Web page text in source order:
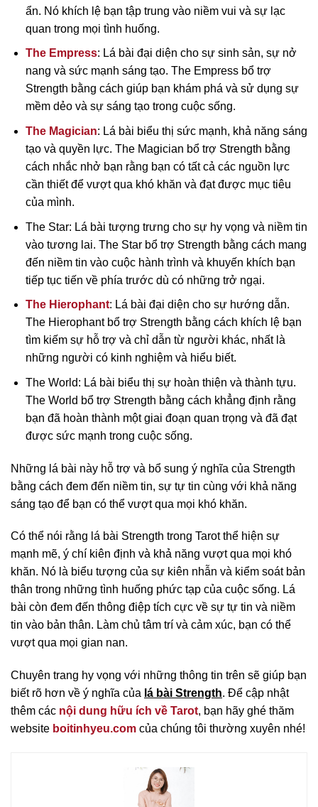
ẩn. Nó khích lệ bạn tập trung vào niềm vui và sự lạc
quan trong mọi tình huống.
The Empress: Lá bài đại diện cho sự sinh sản, sự nở
nang và sức mạnh sáng tạo. The Empress bổ trợ
Strength bằng cách giúp bạn khám phá và sử dụng sự
mềm dẻo và sự sáng tạo trong cuộc sống.
The Magician: Lá bài biểu thị sức mạnh, khả năng sáng
tạo và quyền lực. The Magician bổ trợ Strength bằng
cách nhắc nhở bạn rằng bạn có tất cả các nguồn lực
cần thiết để vượt qua khó khăn và đạt được mục tiêu
của mình.
The Star: Lá bài tượng trưng cho sự hy vọng và niềm tin
vào tương lai. The Star bổ trợ Strength bằng cách mang
đến niềm tin vào cuộc hành trình và khuyến khích bạn
tiếp tục tiến về phía trước dù có những trở ngại.
The Hierophant: Lá bài đại diện cho sự hướng dẫn.
The Hierophant bổ trợ Strength bằng cách khích lệ bạn
tìm kiếm sự hỗ trợ và chỉ dẫn từ người khác, nhất là
những người có kinh nghiệm và hiểu biết.
The World: Lá bài biểu thị sự hoàn thiện và thành tựu.
The World bổ trợ Strength bằng cách khẳng định rằng
bạn đã hoàn thành một giai đoạn quan trọng và đã đạt
được sức mạnh trong cuộc sống.
Những lá bài này hỗ trợ và bổ sung ý nghĩa của Strength
bằng cách đem đến niềm tin, sự tự tin cùng với khả năng
sáng tạo để bạn có thể vượt qua mọi khó khăn.
Có thể nói rằng lá bài Strength trong Tarot thể hiện sự
mạnh mẽ, ý chí kiên định và khả năng vượt qua mọi khó
khăn. Nó là biểu tượng của sự kiên nhẫn và kiểm soát bản
thân trong những tình huống phức tạp của cuộc sống. Lá
bài còn đem đến thông điệp tích cực về sự tự tin và niềm
tin vào bản thân. Làm chủ tâm trí và cảm xúc, bạn có thể
vượt qua mọi gian nan.
Chuyên trang hy vọng với những thông tin trên sẽ giúp bạn
biết rõ hơn về ý nghĩa của lá bài Strength. Để cập nhật
thêm các nội dung hữu ích về Tarot, bạn hãy ghé thăm
website boitinhyeu.com của chúng tôi thường xuyên nhé!